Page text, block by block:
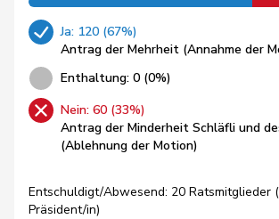
Ja: 120 (67%)
Antrag der Mehrheit (Annahme der
Enthaltung: 0 (0%)
Nein: 60 (33%)
Antrag der Minderheit Schläfli und
(Ablehnung der Motion)
Entschuldigt/Abwesend: 20 Ratsmitglieder
Präsident/in)